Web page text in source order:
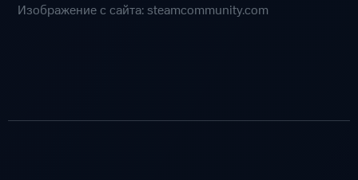
Изображение с сайта: steamcommunity.com